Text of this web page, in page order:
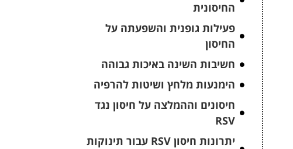
החיסונית
פעילות גופנית והשפעתה על
החיסון
חשיבות השינה באיכות גבוהה
הימנעות מלחץ ושיטות להרפיה
חיסונים וההמלצה על חיסון נגד
RSV
יתרונות חיסון RSV עבור תינוקות